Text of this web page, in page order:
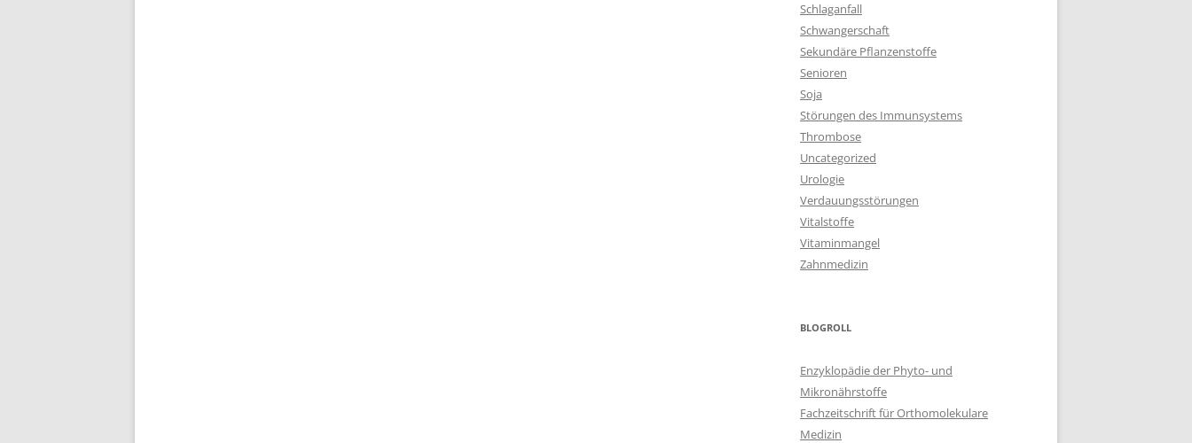
Schlaganfall
Schwangerschaft
Sekundäre Pflanzenstoffe
Senioren
Soja
Störungen des Immunsystems
Thrombose
Uncategorized
Urologie
Verdauungsstörungen
Vitalstoffe
Vitaminmangel
Zahnmedizin
BLOGROLL
Enzyklopädie der Phyto- und
Mikronährstoffe
Fachzeitschrift für Orthomolekulare
Medizin